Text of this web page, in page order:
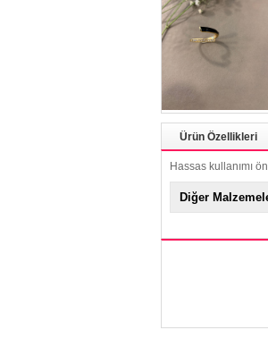
Ürün Özellikleri
Hassas kullanımı
Diğer